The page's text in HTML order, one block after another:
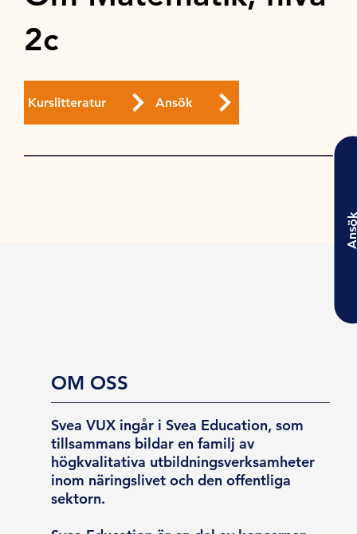
2c
Kurslitteratur Ansök
OM OSS
Svea VUX ingår i Svea Education, som
tillsammans bildar en familj av
högkvalitativa utbildningsverksamheter
inom näringslivet och den offentliga
sektorn.